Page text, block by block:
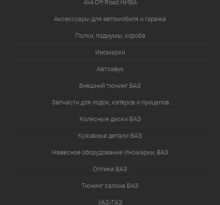
4х4.Off Road НИВА
Аксессуары для автомобиля и гаража
Полки, подиумы, короба
Иномарки
Автозвук
Внешний тюнинг ВАЗ
Запчасти для лодок, катеров и прицепов
Колёсные диски ВАЗ
Кузовные детали ВАЗ
Навесное оборудование Иномарки, ВАЗ
Оптика ВАЗ
Тюнинг салона ВАЗ
УАЗ/ГАЗ